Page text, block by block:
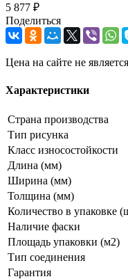
5 877 ₽
Поделиться
Цена на сайте не
Характеристики
Страна производства
Тип рисунка
Класс износостойкости
Длина (мм)
Ширина (мм)
Толщина (мм)
Количество в упаковке
Наличие фаски
Площадь упаковки (м2)
Тип соединения
Гарантия